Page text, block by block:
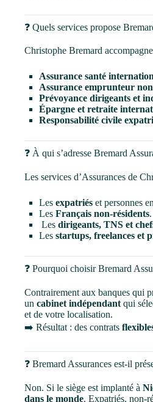
❓ Quels services propose
Christophe Bremard
Assurance santé
Assurance emprunteur
Prévoyance dirigeants et
Épargne et retraite
Responsabilité civile
❓ À qui s’adresse Bremard
Les services d’Assurances de
Les expatriés et personnes
Les Français non-résidents.
‍ Les dirigeants, TNS et
Les startups, freelances et
❓ Pourquoi choisir Bremard
Contrairement aux banques qui
un cabinet indépendant qui
et de votre localisation.
➡️ Résultat : des contrats
❓ Bremard Assurances est-il
Non. Si le siège est implanté à
dans le monde. Expatriés, non-